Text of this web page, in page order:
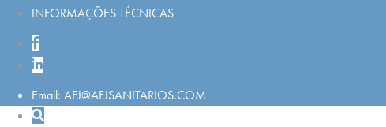
INFORMAÇÕES TÉCNICAS
Email: AFJ@AFJSANITARIOS.COM